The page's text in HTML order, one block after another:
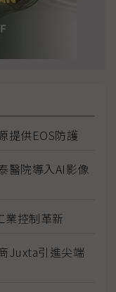
提供EOS防護
醫院導入AI影像
業控制革新
Juxta引進尖端